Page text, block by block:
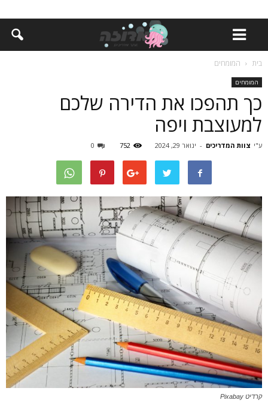
בית המומחים
המומחים
כך תהפכו את הדירה שלכם
למעוצבת ויפה
ע"י צוות המדריכים - ינואר 29, 2024 752
0
קרדיט Pixabay